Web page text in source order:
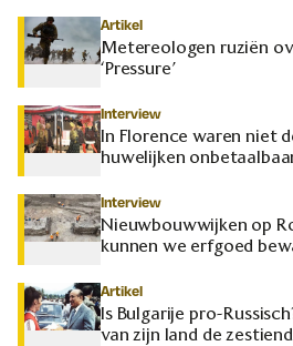
Artikel
Metereologen ruziën
‘Pressure’
Interview
In Florence waren niet
huwelijken
Interview
Nieuwbouwwijken op
kunnen we erfgoed
Artikel
Is Bulgarije pro-
van zijn land de